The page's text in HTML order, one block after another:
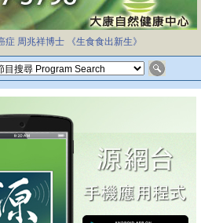
症 周兆祥博士 《生食食出新生》